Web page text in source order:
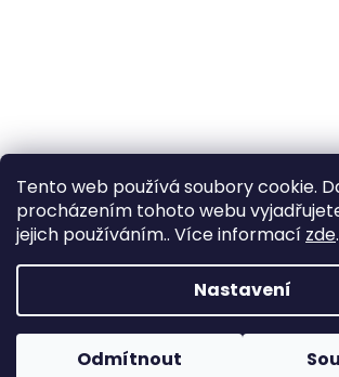
Tento web používá soubory cookie.
procházením tohoto webu
jejich používáním.. Více informací zde.
Nastavení
Odmítnout
Vytvořil Shoptet
Copyright 2026Zahrada Výstaviště.
vyhrazena.
Upravit nastavení